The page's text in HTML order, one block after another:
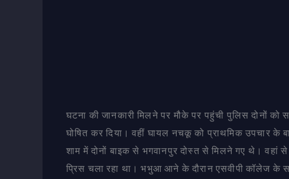
घटना की जानकारी मिलने पर मौके पर पहुंची पुलिस दोनों
घोषित कर दिया। वहीं घायल नचकू को प्राथमिक उपचार के
शाम में दोनों बाइक से भगवानपुर दोस्त से मिलने गए थे। वहां
प्रिस चला रहा था। भभुआ आने के दौरान एसवीपी कॉलेज के